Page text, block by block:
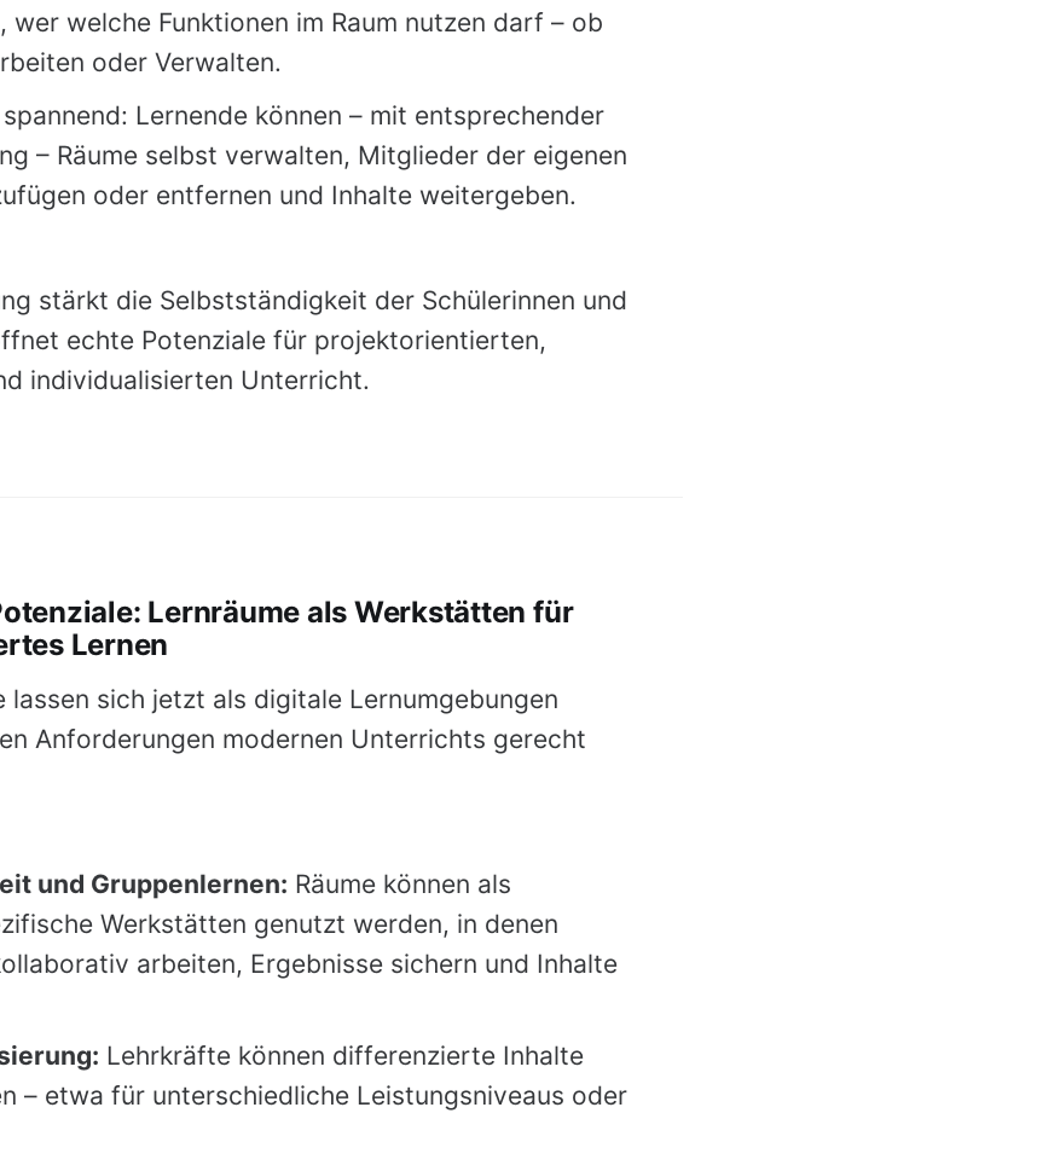
wer welche Funktionen im Raum nutzen darf – ob
oder Verwalten.
Lernende können – mit entsprechender
– Räume selbst verwalten, Mitglieder der eigenen
oder entfernen und Inhalte weitergeben.
stärkt die Selbstständigkeit der Schülerinnen und
echte Potenziale für projektorientierten,
individualisierten Unterricht.
Lernräume als Werkstätten für
Lernen
lassen sich jetzt als digitale Lernumgebungen
Anforderungen modernen Unterrichts gerecht
und Gruppenlernen: Räume können als
Werkstätten genutzt werden, in denen
arbeiten, Ergebnisse sichern und Inhalte
Lehrkräfte können differenzierte Inhalte
– etwa für unterschiedliche Leistungsniveaus oder